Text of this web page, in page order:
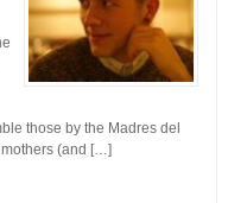
those by the Madres del
mothers (and […]